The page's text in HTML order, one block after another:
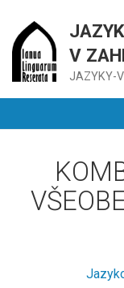
V
JAZYKY-